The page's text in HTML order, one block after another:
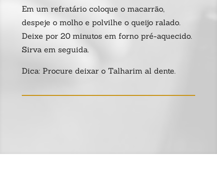
Em um refratário coloque o macarrão,
despeje o molho e polvilhe o queijo ralado.
Deixe por 20 minutos em forno pré-aquecido.
Sirva em seguida.
Dica: Procure deixar o Talharim al dente.